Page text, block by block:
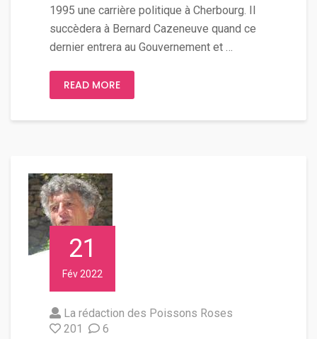
1995 une carrière politique à Cherbourg. Il
succèdera à Bernard Cazeneuve quand ce
dernier entrera au Gouvernement et …
READ MORE
21
Fév 2022
La rédaction des Poissons Roses
201
6